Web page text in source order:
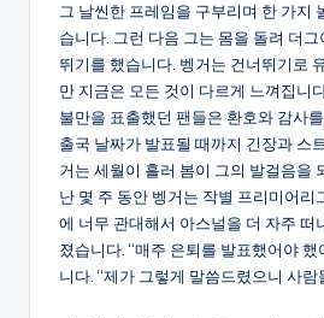
그 날씬한 프레임을 구부리며 한 가지
습니다. 그런 다음 그는 몸을 돌려 더
뛰기를 했습니다. 벵거는 건너뛰기로
만 지금은 모든 것이 다르게 느껴집니
불만을 표출했던 팬들은 환호와 감사
출국 날짜가 발표될 때까지 긴장과 스
거는 세월이 흘러 봄이 그의 발걸음을
난 몇 주 동안 벵거는 작별 프리미어리
에 너무 관대해서 아스널을 더 자주 떠
졌습니다. “매주 은퇴를 발표했어야
니다. “제가 그렇게 말씀드렸으니 사